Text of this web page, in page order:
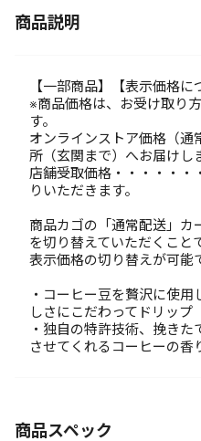
商品説明
【一部商品】【表示価格に
※商品価格は、お受け取り
す。
オンラインストア価格（通
所（玄関まで）へお届けし
店舗受取価格・・・・・・
りいただきます。
商品カゴの「通常配送」カ
を切り替えていただくこと
表示価格の切り替えが可能
・コーヒー豆を贅沢に使
しさにこだわってドリップ
・独自の特許技術、挽き
させてくれるコーヒーの香
商品スペック